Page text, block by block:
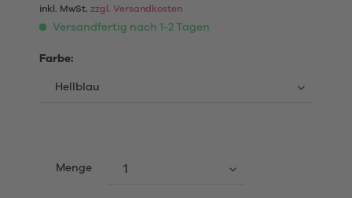
inkl. MwSt. zzgl. Versandkosten
Versandfertig nach 1-2 Tagen
Farbe:
Menge